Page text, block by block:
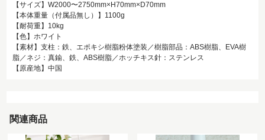
【サイズ】W2000〜2750mm×H70mm×D70mm
【本体重量（付属品無し）】1100g
【耐荷重】10kg
【色】ホワイト
【素材】支柱：鉄、エポキシ樹脂粉体塗装／樹脂部品：ABS樹脂、EVA樹
脂／ネジ：真鍮、鉄、ABS樹脂／ホッチキス針：ステンレス
【原産地】中国
関連商品